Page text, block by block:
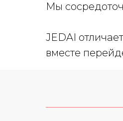
Мы
JEDAI
вместе